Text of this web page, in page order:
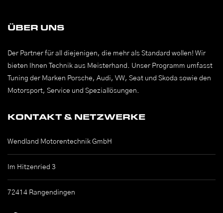
ÜBER UNS
Der Partner für all diejenigen, die mehr als Standard wollen! Wir
bieten Ihnen Technik aus Meisterhand. Unser Programm umfasst
Tuning der Marken Porsche, Audi, VW, Seat und Skoda sowie den
Motorsport, Service und Speziallösungen.
KONTAKT & NETZWERKE
Wendland Motorentechnik GmbH
Im Hitzenried 3
72414 Rangendingen